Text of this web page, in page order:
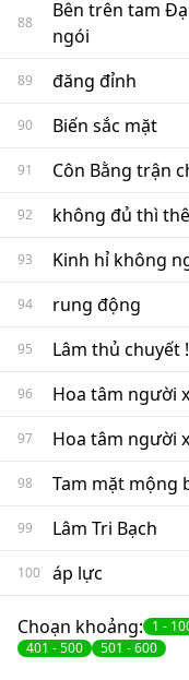
88
Bên trên tam
ngói
89 đăng đỉnh
90 Biến sắc mặt
91 Côn Bằng trận
92 không đủ thì
93 Kinh hỉ không
94 rung động
95 Lâm thủ chuyết !
96 Hoa tâm người
97 Hoa tâm người
98 Tam mặt mộng
99 Lâm Tri Bạch
100 áp lực
Choạn khoảng: 1 -
401 -500 501 -600